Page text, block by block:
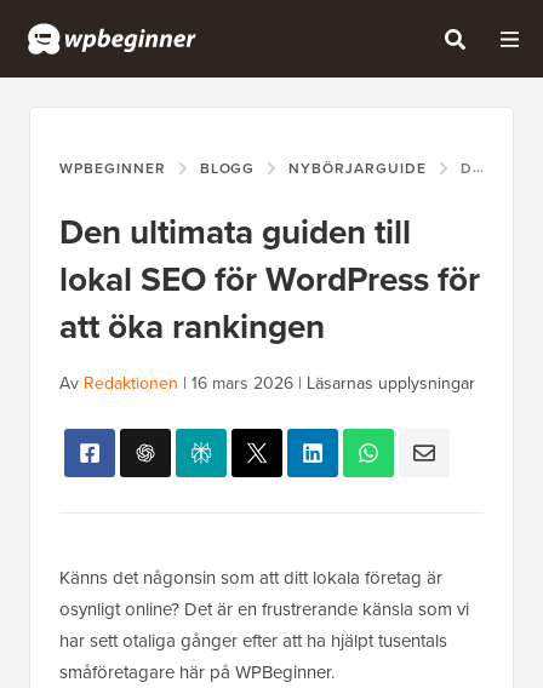
WPBEGINNER BLOGG NYBÖRJARGUIDE DEN ULTIMATA GUIDEN TILL LOKAL SEO FÖR WORDPRESS FÖR ATT ÖKA RANKINGEN
Den ultimata guiden till
lokal SEO för WordPress för
att öka rankingen
Av Redaktionen | 16 mars 2026 | Läsarnas upplysningar
Känns det någonsin som att ditt lokala företag är
osynligt online? Det är en frustrerande känsla som vi
har sett otaliga gånger efter att ha hjälpt tusentals
småföretagare här på WPBeginner.